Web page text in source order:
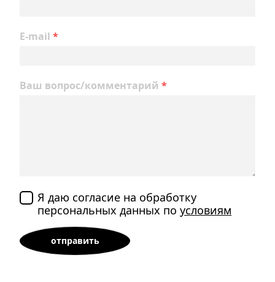
E-mail *
Ваш вопрос/комментарий *
Я даю согласие на обработку
персональных данных поусловиям